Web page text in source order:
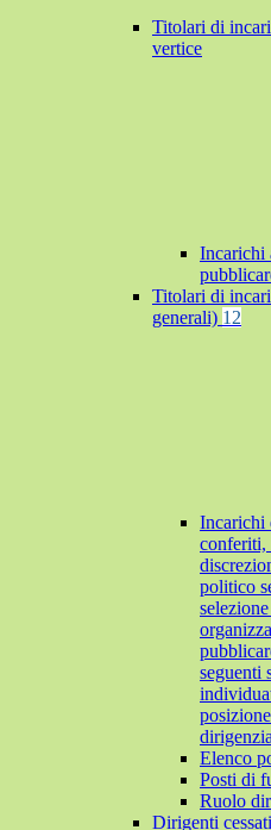
Titolari di
vertice
Incarichi
Titolari di
generali) 12
Incarichi
politico
seguenti
Elenco
Posti di
Ruolo
Dirigenti cessati